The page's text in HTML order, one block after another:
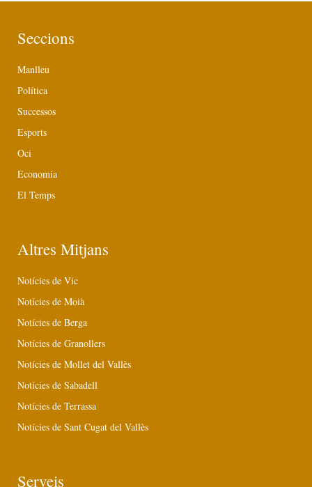
Seccions
Manlleu
Política
Successos
Esports
Oci
Economia
El Temps
Altres Mitjans
Notícies de Vic
Notícies de Moià
Notícies de Berga
Notícies de Granollers
Notícies de Mollet del Vallès
Notícies de Sabadell
Notícies de Terrassa
Notícies de Sant Cugat del Vallès
Serveis